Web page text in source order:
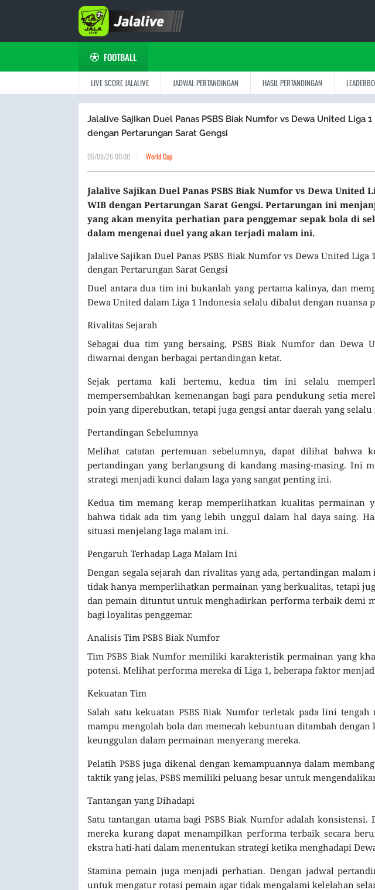
FOOTBALL
LIVE SCORE JALALIVE JADWAL PERTANDINGAN HASIL PERTANDINGAN
Jalalive Sajikan Duel Panas PSBS Biak Numfor vs Dewa United Liga
dengan Pertarungan Sarat Gengsi
05/08/26 00:00 World Cup
Jalalive Sajikan Duel Panas PSBS Biak Numfor vs Dewa United
WIB dengan Pertarungan Sarat Gengsi. Pertarungan ini
yang akan menyita perhatian para penggemar sepak bola di
dalam mengenai duel yang akan terjadi malam ini.
Jalalive Sajikan Duel Panas PSBS Biak Numfor vs Dewa United
dengan Pertarungan Sarat Gengsi
Duel antara dua tim ini bukanlah yang pertama kalinya, dan
Dewa United dalam Liga 1 Indonesia selalu dibalut dengan nuansa
Rivalitas Sejarah
Sebagai dua tim yang bersaing, PSBS Biak Numfor dan Dewa
diwarnai dengan berbagai pertandingan ketat.
Sejak pertama kali bertemu, kedua tim ini selalu
mempersembahkan kemenangan bagi para pendukung setia
poin yang diperebutkan, tetapi juga gengsi antar daerah yang
Pertandingan Sebelumnya
Melihat catatan pertemuan sebelumnya, dapat dilihat bahwa
pertandingan yang berlangsung di kandang masing-masing. Ini
strategi menjadi kunci dalam laga yang sangat penting ini.
Kedua tim memang kerap memperlihatkan kualitas permainan
bahwa tidak ada tim yang lebih unggul dalam hal daya saing.
situasi menjelang laga malam ini.
Pengaruh Terhadap Laga Malam Ini
Dengan segala sejarah dan rivalitas yang ada, pertandingan
tidak hanya memperlihatkan permainan yang berkualitas, tetapi
dan pemain dituntut untuk menghadirkan performa terbaik demi
bagi loyalitas penggemar.
Analisis Tim PSBS Biak Numfor
Tim PSBS Biak Numfor memiliki karakteristik permainan yang
potensi. Melihat performa mereka di Liga 1, beberapa faktor
Kekuatan Tim
Salah satu kekuatan PSBS Biak Numfor terletak pada lini tengah
mampu mengolah bola dan memecah kebuntuan ditambah dengan
keunggulan dalam permainan menyerang mereka.
Pelatih PSBS juga dikenal dengan kemampuannya dalam
taktik yang jelas, PSBS memiliki peluang besar untuk
Tantangan yang Dihadapi
Satu tantangan utama bagi PSBS Biak Numfor adalah
mereka kurang dapat menampilkan performa terbaik secara
ekstra hati-hati dalam menentukan strategi ketika menghadapi
Stamina pemain juga menjadi perhatian. Dengan jadwal
untuk mengatur rotasi pemain agar tidak mengalami kelelahan